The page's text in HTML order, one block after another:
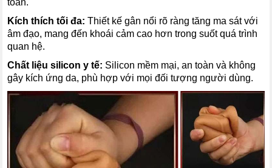
toàn.
Kích thích tối đa: Thiết kế gân nổi rõ ràng tăng ma sát với
âm đạo, mang đến khoái cảm cao hơn trong suốt quá trình
quan hệ.
Chất liệu silicon y tế: Silicon mềm mại, an toàn và không
gây kích ứng da, phù hợp với mọi đối tượng người dùng.